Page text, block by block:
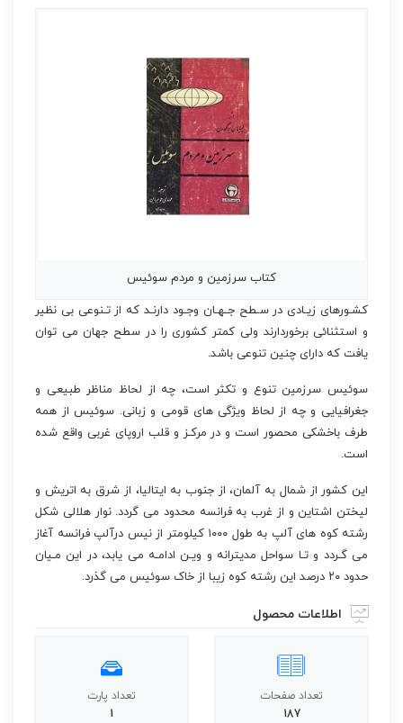
کتاب سرزمین و مردم سوئیس
کشـورهای زیـادی در سـطح جـهـان وجـود دارنـد که از تـنوعی بی نظیر
و استثنائی برخوردارند ولی کمتر کشوری را در سطح جهان می توان
یافت که دارای چنین تنوعی باشد.
سوئیس سرزمین تنوع و تکثر است، چه از لحاظ مناظر طبیعی و
جغرافیایی و چه از لحاظ ویژگی های قومی و زبانی. سوئیس از همه
طرف باخشکی محصور است و در مرکـز و قلب اروپای غربی واقع شده
است.
این کشور از شمال به آلمان، از جنوب به ایتالیا، از شرق به اتریش و
لیختن اشتاین و از غرب به فرانسه محدود می گردد. نوار هلالی شکل
رشته کوه های آلپ به طول ۱۰۰۰ کیلومتر از نیس درآلپ فرانسه آغاز
می گـردد و تـا سواحل مدیترانه و ویـن ادامـه می یابد، در این مـیان
حدود ۲۰ درصد این رشته کوه زیبا از خاک سوئیس می گذرد.
اطلاعات محصول
تعداد صفحات
187
تعداد پارت
1